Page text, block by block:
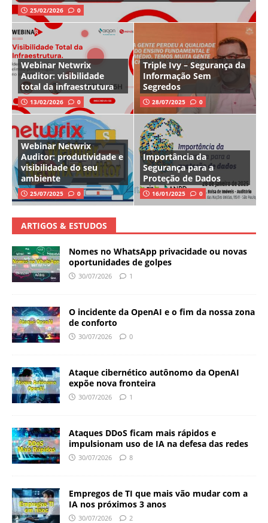
25/02/2026 0
Webinar Netwrix
Auditor: visibilidade
total da infraestrutura
13/02/2026 0
Triple Ivy – Segurança da
Informação Sem
Segredos
28/07/2025 0
Webinar Netwrix
Auditor: produtividade e
visibilidade do seu
ambiente
25/07/2025 0
Importância da
Segurança para a
Proteção de Dados
16/01/2025 0
ARTIGOS & ESTUDOS
Nomes no WhatsApp privacidade ou novas
oportunidades de golpes
30/07/2026 1
O incidente da OpenAI e o fim da nossa zona
de conforto
30/07/2026 0
Ataque cibernético autônomo da OpenAI
expõe nova fronteira
30/07/2026 1
Ataques DDoS ficam mais rápidos e
impulsionam uso de IA na defesa das redes
30/07/2026 8
Empregos de TI que mais vão mudar com a
IA nos próximos 3 anos
30/07/2026 2